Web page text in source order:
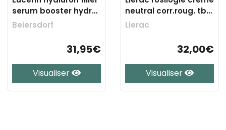
serum booster hydra
30ml
Beiersdorf
31,95€
Visualiser
neutral corr.roug. tbe
40ml
Lierac
32,00€
Visualiser